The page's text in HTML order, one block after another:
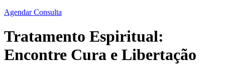
Agendar Consulta
Tratamento Espiritual:
Encontre Cura e Libertação